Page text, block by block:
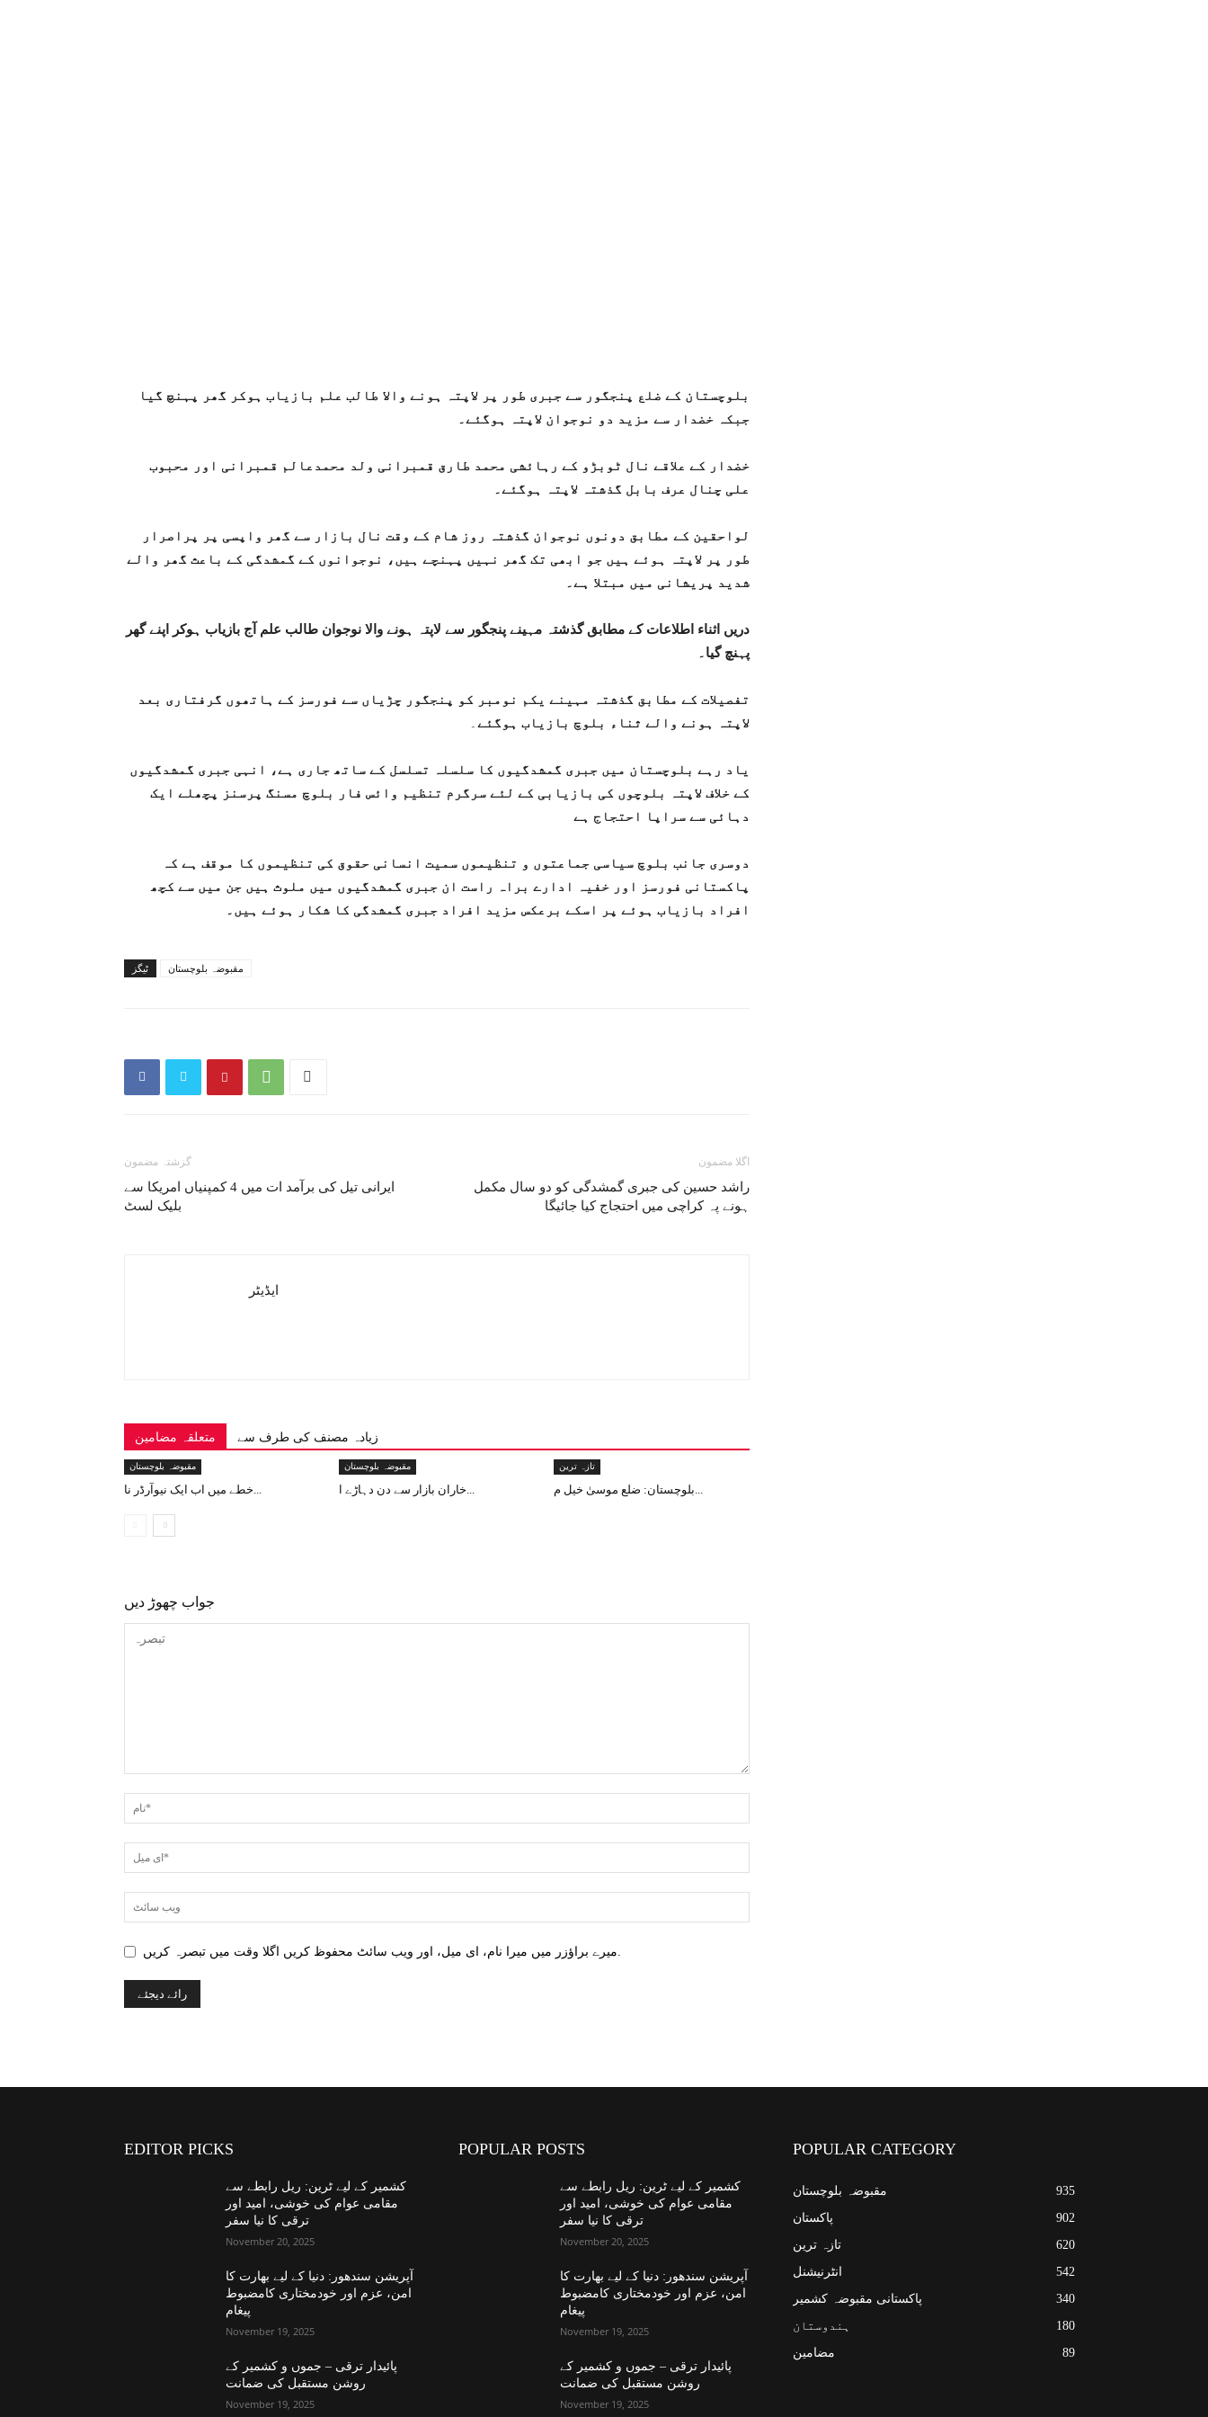
بلوچستان کے ضلع پنجگور سے جبری طور پر لاپتہ ہونے والا طالب علم بازیاب ہوکر گھر پہنچ گیا
جبکہ خضدار سے مزید دو نوجوان لاپتہ ہوگئے۔
خضدار کے علاقے نال ٹوبڑو کے رہائشی محمد طارق قمبرانی ولد محمدعالم قمبرانی اور محبوب
علی چنال عرف بابل گذشتہ لاپتہ ہوگئے۔
لواحقین کے مطابق دونوں نوجوان گذشتہ روز شام کے وقت نال بازار سے گھر واپسی پر پراصرار
طور پر لاپتہ ہوئے ہیں جو ابھی تک گھر نہیں پہنچے ہیں، نوجوانوں کے گمشدگی کے باعث گھر والے
شدید پریشانی میں مبتلا ہے۔
دریں اثناء اطلاعات کے مطابق گذشتہ مہینے پنجگور سے لاپتہ ہونے والا نوجوان طالب علم آج بازیاب ہوکر اپنے گھر
پہنچ گیا۔
تفصیلات کے مطابق گذشتہ مہینے یکم نومبر کو پنجگور چڑیاں سے فورسز کے ہاتھوں گرفتاری بعد
لاپتہ ہونے والے ثناء بلوچ بازیاب ہوگئے
یاد رہے بلوچستان میں جبری گمشدگیوں کا سلسلہ تسلسل کے ساتھ جاری ہے، انہی جبری گمشدگیوں
کے خلاف لاپتہ بلوچوں کی بازیابی کے لئے سرگرم تنظیم وائس فار بلوچ مسنگ پرسنز پچھلے ایک
دہائی سے سراپا احتجاج ہے
دوسری جانب بلوچ سیاسی جماعتوں و تنظیموں سمیت انسانی حقوق کی تنظیموں کا موقف ہے کہ
پاکستانی فورسز اور خفیہ ادارے براہ راست ان جبری گمشدگیوں میں ملوث ہیں جن میں سے کچھ
افراد بازیاب ہوئے پر اسکے برعکس مزید افراد جبری گمشدگی کا شکار ہوئے ہیں۔
ٹیگز مقبوضہ بلوچستان
گزشتہ مضمون
ایرانی تیل کی برآمد ات میں 4 کمپنیاں امریکا سے
بلیک لسٹ
اگلا مضمون
راشد حسین کی جبری گمشدگی کو دو سال مکمل
ہونے پہ کراچی میں احتجاج کیا جائیگا
ایڈیٹر
متعلقہ مضامین زیادہ مصنف کی طرف سے
مقبوضہ بلوچستان
خطے میں اب ایک نیوآرڈر نا...
مقبوضہ بلوچستان
خاران بازار سے دن دہاڑے ا...
تازہ ترین
بلوچستان: ضلع موسیٰ خیل م...
جواب چھوڑ دیں
میرے براؤزر میں میرا نام، ای میل، اور ویب سائٹ محفوظ کریں اگلا وقت میں تبصرہ کریں.
EDITOR PICKS
کشمیر کے لیے ٹرین: ریل رابطے سے
مقامی عوام کی خوشی، امید اور
ترقی کا نیا سفر
November 20, 2025
آپریشن سندھور: دنیا کے لیے بھارت کا
امن، عزم اور خودمختاری کامضبوط
پیغام
November 19, 2025
پائیدار ترقی – جموں و کشمیر کے
روشن مستقبل کی ضمانت
November 19, 2025
POPULAR POSTS
کشمیر کے لیے ٹرین: ریل رابطے سے
مقامی عوام کی خوشی، امید اور
ترقی کا نیا سفر
November 20, 2025
آپریشن سندھور: دنیا کے لیے بھارت کا
امن، عزم اور خودمختاری کامضبوط
پیغام
November 19, 2025
پائیدار ترقی – جموں و کشمیر کے
روشن مستقبل کی ضمانت
November 19, 2025
POPULAR CATEGORY
مقبوضہ بلوچستان
935
پاکستان
902
تازہ ترین
620
انٹرنیشنل
542
پاکستانی مقبوضہ کشمیر
340
ہندوستان
180
مضامین
89